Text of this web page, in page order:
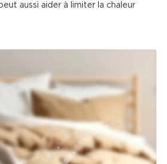
aussi aider à limiter la chaleur